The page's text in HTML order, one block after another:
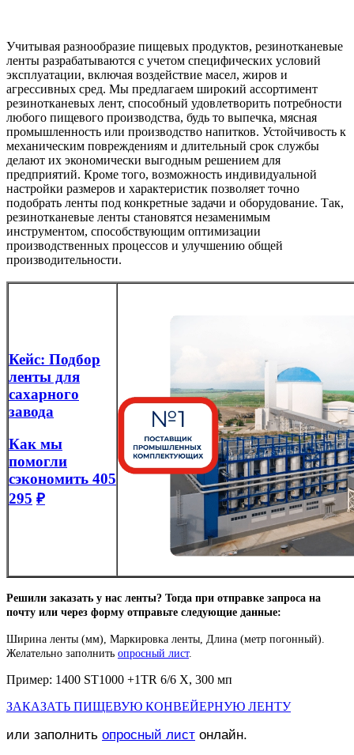
Учитывая разнообразие пищевых продуктов, резинотканевые
ленты разрабатываются с учетом специфических условий
эксплуатации, включая воздействие масел, жиров и
агрессивных сред. Мы предлагаем широкий ассортимент
резинотканевых лент, способный удовлетворить потребности
любого пищевого производства, будь то выпечка, мясная
промышленность или производство напитков. Устойчивость к
механическим повреждениям и длительный срок службы
делают их экономически выгодным решением для
предприятий. Кроме того, возможность индивидуальной
настройки размеров и характеристик позволяет точно
подобрать ленты под конкретные задачи и оборудование. Так,
резинотканевые ленты становятся незаменимым
инструментом, способствующим оптимизации
производственных процессов и улучшению общей
производительности.
Кейс: Подбор
ленты для
сахарного
завода
Как мы
помогли
сэкономить 405
295 ₽
Решили заказать у нас ленты? Тогда при отправке запроса на
почту или через форму отправьте следующие данные:
Ширина ленты (мм), Маркировка ленты Длина (метр погонный).
Желательно заполнить опросный лист.
Пример: 1400 ST1000 +1TR 6/6 X, 300 мп
ЗАКАЗАТЬ ПИЩЕВУЮ КОНВЕЙЕРНУЮ ЛЕНТУ
или заполнить опросный лист онлайн.